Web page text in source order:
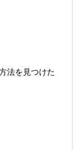
法を見つけた